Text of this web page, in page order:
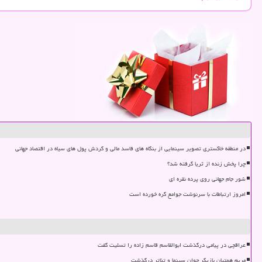
در منطقه خاکستری تصویر سینمایی از بنگاه های فاسد مالی و گردش پول های سیاه در اقتصاد جهانی
چرا پخش زنده از ثریا گرفته شد؟
شور جام جهانی روی پرده نقره ای
امروز ارتباطات با سرنوشت جوامع گره خورده است
عراقچی در پیامی درگذشت ابوالقاسم قاسم زاده را تسلیت گفت